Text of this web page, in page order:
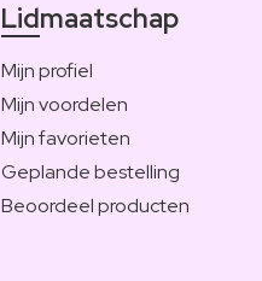
Lidmaatschap
Mijn profiel
Mijn voordelen
Mijn favorieten
Geplande bestelling
Beoordeel producten